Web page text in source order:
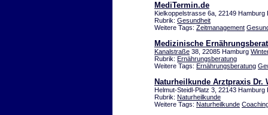
MediTermin.de
Kielkoppelstrasse 6a, 22149 Hamburg
Rubrik: Gesundheit
Weitere Tags: Zeitmanagement
Medizinische
Kanalstraße 38, 22085 Hamburg
Rubrik: Ernährungsberatung
Weitere Tags: Ernährungsberatung
Naturheilkunde Arztpraxis Dr.
Helmut-Steidl-Platz 3, 22143 Hamburg
Rubrik: Naturheilkunde
Weitere Tags: Naturheilkunde